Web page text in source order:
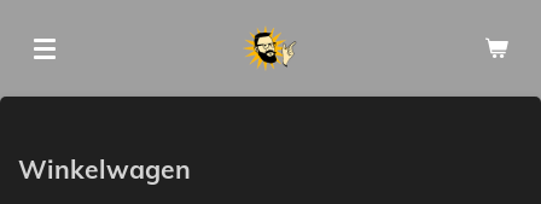
direct
Winkelwagen